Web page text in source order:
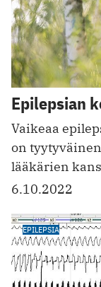
Epilepsian
Vaikeaa
on
lääkärien
6.10.2022
EPILEPSIA